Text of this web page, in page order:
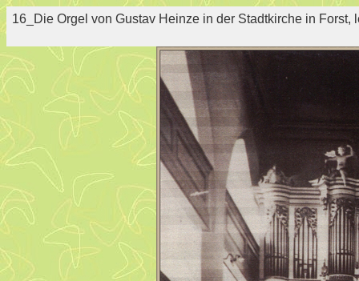
16_Die Orgel von Gustav Heinze in der Stadtkirche in Forst,